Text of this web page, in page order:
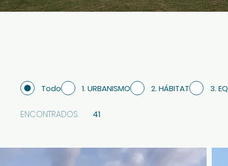
Todo 1. URBANISMO 2. HÁBITAT 3.
41
ENCONTRADOS: